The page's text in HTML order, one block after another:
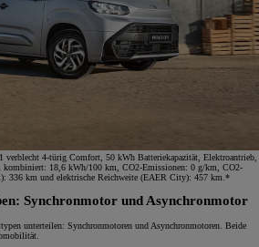
verblecht 4-türig Comfort, 50 kWh Batteriekapazität, Elektroantrieb,
kombiniert: 18,6 kWh/100 km, CO2-Emissionen: 0 g/km, CO2-
336 km und elektrische Reichweite (EAER City): 457 km.*
Synchronmotor und Asynchronmotor
unterteilen: Synchronmotoren und Asynchronmotoren. Beide